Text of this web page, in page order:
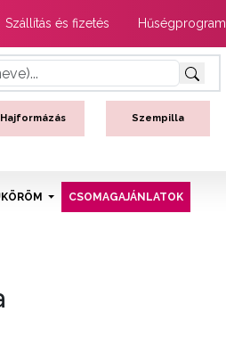
Szállítás és fizetés Hűségprogram
Hajformázás Szempilla
CSOMAGAJÁNLATOK